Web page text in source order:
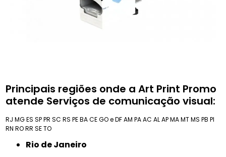
Principais regiões onde a Art Print Promo
atende Serviços de comunicação visual:
RJ MGES SPPR SC RS PEBACEGO e DFAM PAAC ALAPMAMTMS PB PI
RN RORR SETO
Rio de Janeiro